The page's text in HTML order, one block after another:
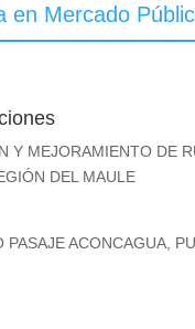
en Mercado
Y MEJORAMIENTO DE
DEL MAULE
PASAJE ACONCAGUA,